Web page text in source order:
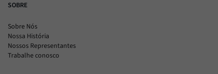
SOBRE
Sobre Nós
Nossa História
Nossos Representantes
Trabalhe conosco